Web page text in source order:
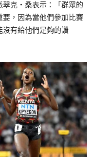
翠克‧桑表示：「群眾的
，因為當他們參加比賽
沒有給他們足夠的讚